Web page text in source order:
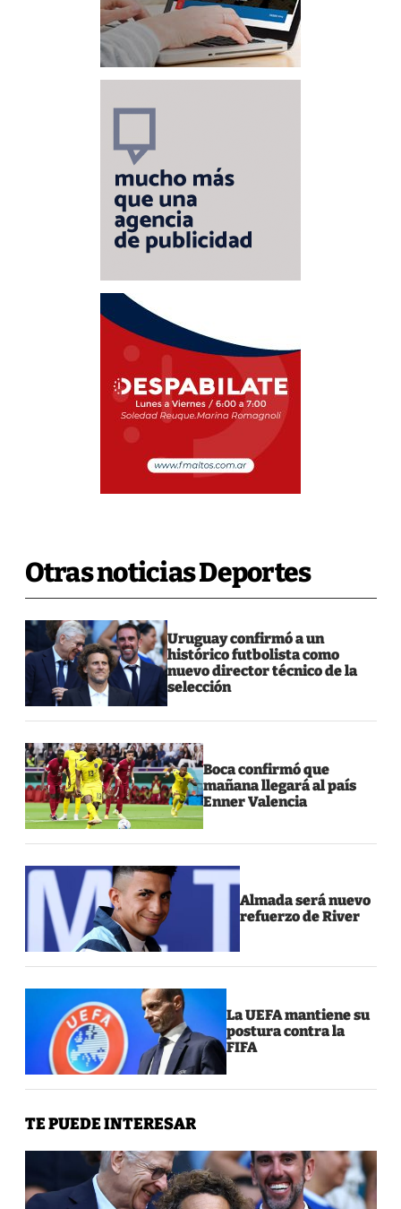
Otras noticias Deportes
Uruguay confirmó a un
histórico futbolista como
nuevo director técnico de la
selección
Boca confirmó que
mañana llegará al país
Enner Valencia
Almada será nuevo
refuerzo de River
La UEFA mantiene su
postura contra la
FIFA
TE PUEDE INTERESAR